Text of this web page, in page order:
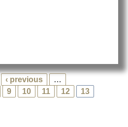
‹ previous
…
9 10 11 12 13